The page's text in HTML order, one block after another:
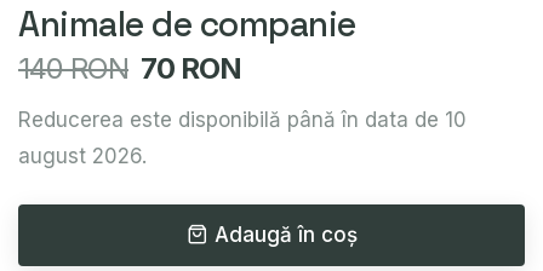
Animale de companie
140 RON 70 RON
Reducerea este disponibilă până în data de 10
august 2026.
Adaugă în coș